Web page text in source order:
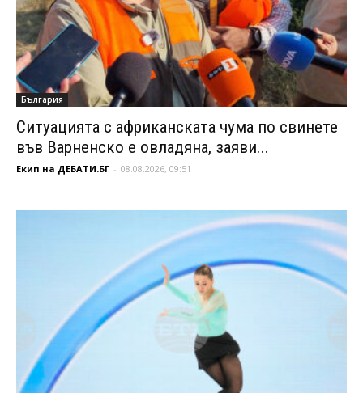
България
Ситуацията с африканската чума по свинете
във Варненско е овладяна, заяви...
Екип на ДЕБАТИ.БГ - 08.08.2026, 09:51